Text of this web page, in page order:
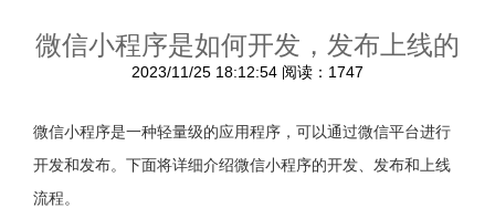
微信小程序是如何开发，发布上线的
2023/11/25 18:12:54 阅读：1747
微信小程序是一种轻量级的应用程序，可以通过微信平台进行
开发和发布。下面将详细介绍微信小程序的开发、发布和上线
流程。